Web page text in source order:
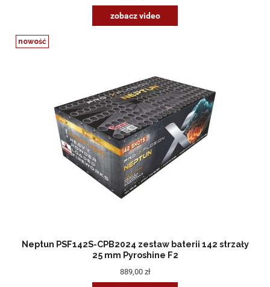
zobacz video
Neptun PSF142S-CPB2024 zestaw baterii 142 strzały
25 mm Pyroshine F2
889,00 zł
nowość